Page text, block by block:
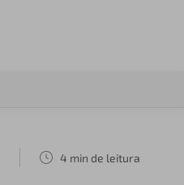
4 min de leitura